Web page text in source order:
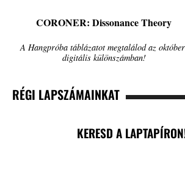
CORONER: Dissonance Theory
A Hangpróba táblázatot megtalálod az
digitális különszámban!
RÉGI LAPSZÁMAINKAT
KERESD A